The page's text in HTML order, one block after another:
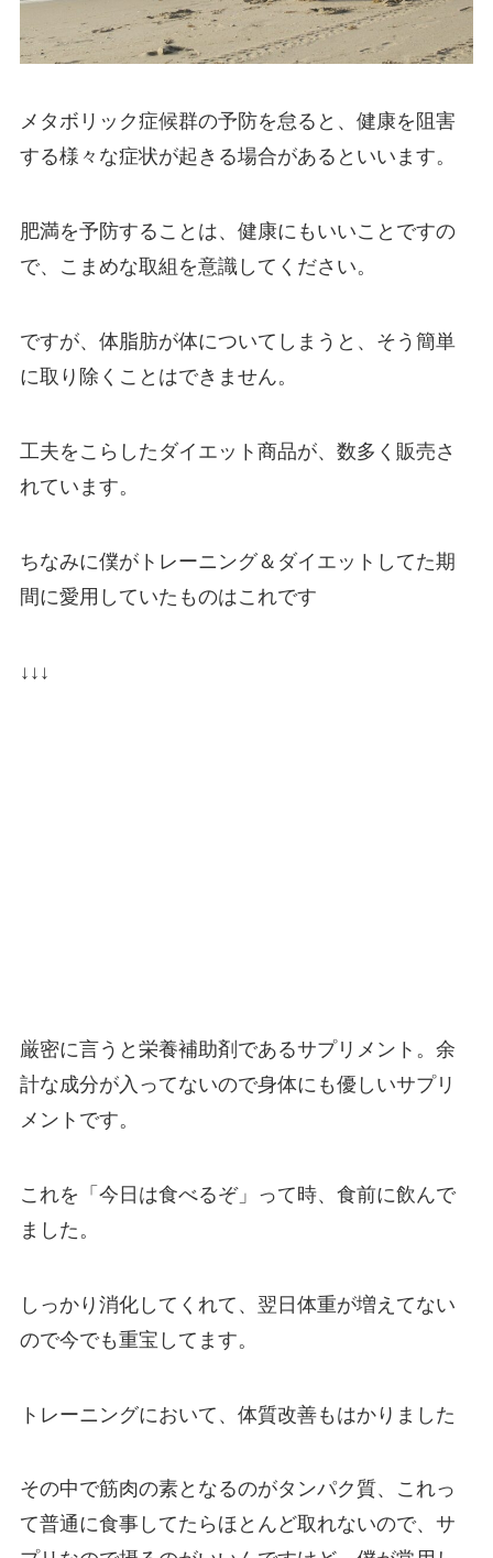
メタボリック症候群の予防を怠ると、健康を阻害
する様々な症状が起きる場合があるといいます。
肥満を予防することは、健康にもいいことですの
で、こまめな取組を意識してください。
ですが、体脂肪が体についてしまうと、そう簡単
に取り除くことはできません。
工夫をこらしたダイエット商品が、数多く販売さ
れています。
ちなみに僕がトレーニング＆ダイエットしてた期
間に愛用していたものはこれです
↓↓↓
厳密に言うと栄養補助剤であるサプリメント。余
計な成分が入ってないので身体にも優しいサプリ
メントです。
これを「今日は食べるぞ」って時、食前に飲んで
ました。
しっかり消化してくれて、翌日体重が増えてない
ので今でも重宝してます。
トレーニングにおいて、体質改善もはかりました
その中で筋肉の素となるのがタンパク質、これっ
て普通に食事してたらほとんど取れないので、サ